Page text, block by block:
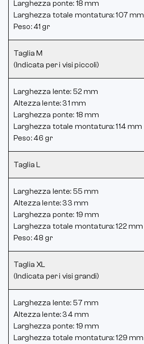
Larghezza ponte: 18 mm
Larghezza totale montatura: 107 mm
Peso: 41 gr
Taglia M
(Indicata per i visi piccoli)
Larghezza lente: 52 mm
Altezza lente: 31 mm
Larghezza ponte: 18 mm
Larghezza totale montatura: 114 mm
Peso: 46 gr
Taglia L
Larghezza lente: 55 mm
Altezza lente: 33 mm
Larghezza ponte: 19 mm
Larghezza totale montatura: 122 mm
Peso: 48 gr
Taglia XL
(Indicata per i visi grandi)
Larghezza lente: 57 mm
Altezza lente: 34 mm
Larghezza ponte: 19 mm
Larghezza totale montatura: 129 mm